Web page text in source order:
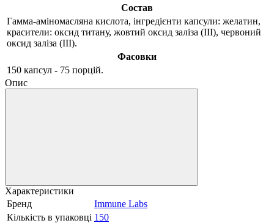
Состав
Гамма-аміномасляна кислота, інгредієнти капсули: желатин,
красители: оксид титану, жовтий оксид заліза (III), червоний
оксид заліза (III).
Фасовки
150 капсул - 75 порцій.
Опис
Характеристики
Бренд
Immune Labs
Кількість в упаковці 150